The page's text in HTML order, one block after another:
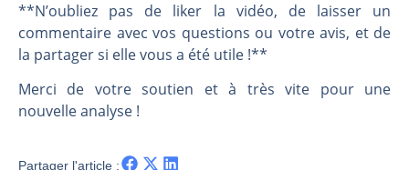
**N’oubliez pas de liker la vidéo, de laisser un
commentaire avec vos questions ou votre avis, et de
la partager si elle vous a été utile !**
Merci de votre soutien et à très vite pour une
nouvelle analyse !
Partager l'article :